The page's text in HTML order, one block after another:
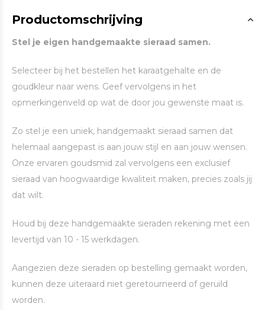
Productomschrijving
Stel je eigen handgemaakte sieraad samen.
Selecteer bij het bestellen het karaatgehalte en de
goudkleur naar wens. Geef vervolgens in het
opmerkingenveld op wat de door jou gewenste maat is.
Zo stel je een uniek, handgemaakt sieraad samen dat
helemaal aangepast is aan jouw stijl en aan jouw wensen.
Onze ervaren goudsmid zal vervolgens een exclusief
sieraad van hoogwaardige kwaliteit maken, precies zoals jij
dat wilt.
Houd bij deze handgemaakte sieraden rekening met een
levertijd van 10 - 15 werkdagen.
Aangezien deze sieraden op bestelling gemaakt worden,
kunnen deze uiteraard niet geretourneerd of geruild
worden.